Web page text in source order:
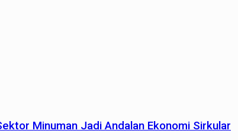
Minuman Jadi Andalan Ekonomi Sirkular